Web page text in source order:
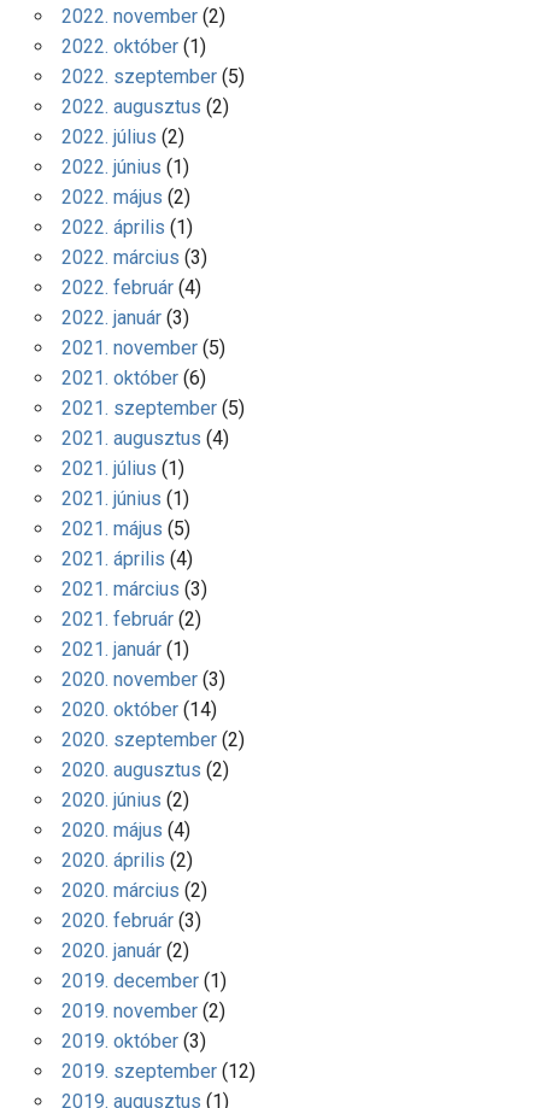
2022. november(2)
2022. október(1)
2022. szeptember(5)
2022. augusztus (2)
2022. július (2)
2022. június (1)
2022. május (2)
2022. április (1)
2022. március (3)
2022. február(4)
2022. január(3)
2021. november(5)
2021. október(6)
2021. szeptember(5)
2021. augusztus (4)
2021. július (1)
2021. június (1)
2021. május (5)
2021. április (4)
2021. március (3)
2021. február(2)
2021. január(1)
2020. november(3)
2020. október(14)
2020. szeptember(2)
2020. augusztus (2)
2020. június (2)
2020. május (4)
2020. április (2)
2020. március (2)
2020. február(3)
2020. január(2)
2019. december(1)
2019. november(2)
2019. október(3)
2019. szeptember(12)
2019. augusztus (1)